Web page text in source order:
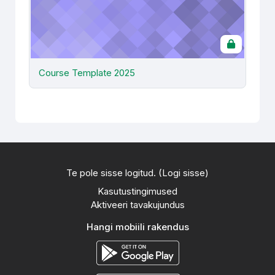
Course Template 2025
Te pole sisse logitud. (Logi sisse)
Kasutustingimused
Aktiveeri tavakujundus
Hangi mobiili rakendus